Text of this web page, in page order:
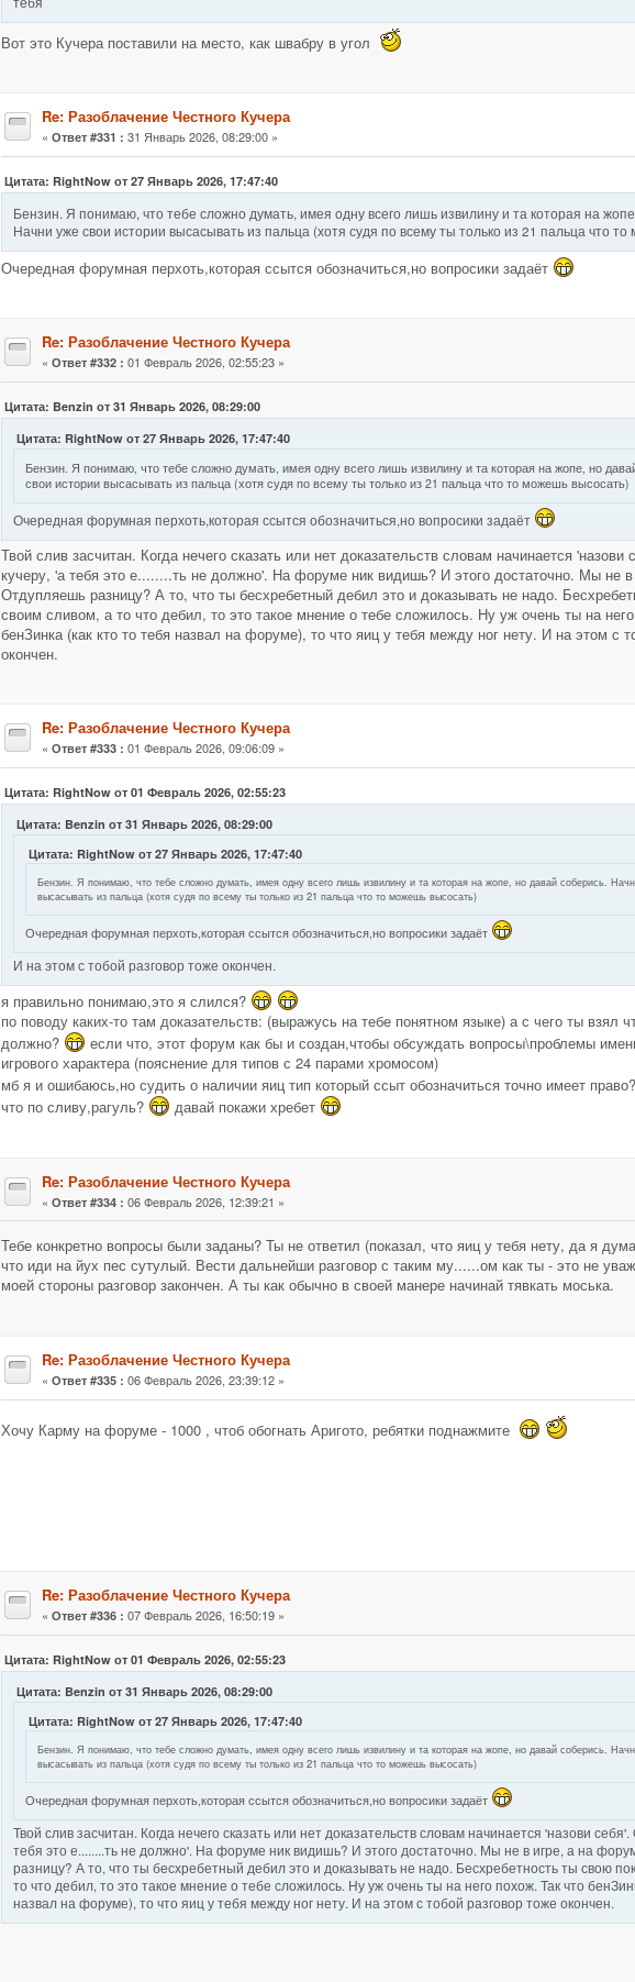
Вот это Кучера поставили на место, как швабру в угол
Re: Разоблачение Честного Кучера
« Ответ #331 : 31 Январь 2026, 08:29:00 »
Цитата: RightNow от 27 Январь 2026, 17:47:40
Бензин. Я понимаю, что тебе сложно думать, имея одну всего лишь извилину и та которая на
Начни уже свои истории высасывать из пальца (хотя судя по всему ты только из 21 пальца что
Очередная форумная перхоть,которая ссытся обозначиться,но вопросики задаёт
Re: Разоблачение Честного Кучера
« Ответ #332 : 01 Февраль 2026, 02:55:23 »
Цитата: Benzin от 31 Январь 2026, 08:29:00
Цитата: RightNow от 27 Январь 2026, 17:47:40
Бензин. Я понимаю, что тебе сложно думать, имея одну всего лишь извилину и та которая на жопе, но
свои истории высасывать из пальца (хотя судя по всему ты только из 21 пальца что то можешь высосать)
Очередная форумная перхоть,которая ссытся обозначиться,но вопросики задаёт
Твой слив засчитан. Когда нечего сказать или нет доказательств словам начинается 'назови
кучеру, 'а тебя это е........ть не должно'. На форуме ник видишь? И этого достаточно. Мы не
Отдупляешь разницу? А то, что ты бесхребетный дебил это и доказывать не надо.
своим сливом, а то что дебил, то это такое мнение о тебе сложилось. Ну уж очень ты на
бенЗинка (как кто то тебя назвал на форуме), то что яиц у тебя между ног нету. И на этом с
окончен.
Re: Разоблачение Честного Кучера
« Ответ #333 : 01 Февраль 2026, 09:06:09 »
Цитата: RightNow от 01 Февраль 2026, 02:55:23
Цитата: Benzin от 31 Январь 2026, 08:29:00
Цитата: RightNow от 27 Январь 2026, 17:47:40
Бензин. Я понимаю, что тебе сложно думать, имея одну всего лишь извилину и та которая на жопе, но давай соберись.
высасывать из пальца (хотя судя по всему ты только из 21 пальца что то можешь высосать)
Очередная форумная перхоть,которая ссытся обозначиться,но вопросики задаёт
И на этом с тобой разговор тоже окончен.
я правильно понимаю,это я слился?
по поводу каких-то там доказательств: (выражусь на тебе понятном языке) а с чего ты взял
должно?
если что, этот форум как бы и создан,чтобы обсуждать вопросы\проблемы
игрового характера (пояснение для типов с 24 парами хромосом)
мб я и ошибаюсь,но судить о наличии яиц тип который ссыт обозначиться точно имеет право?
что по сливу,рагуль?
давай покажи хребет
Re: Разоблачение Честного Кучера
« Ответ #334 : 06 Февраль 2026, 12:39:21 »
Тебе конкретно вопросы были заданы? Ты не ответил (показал, что яиц у тебя нету, да я
что иди на йух пес сутулый. Вести дальнейши разговор с таким му......ом как ты - это не
моей стороны разговор закончен. А ты как обычно в своей манере начинай тявкать моська.
Re: Разоблачение Честного Кучера
« Ответ #335 : 06 Февраль 2026, 23:39:12 »
Хочу Карму на форуме - 1000 , чтоб обогнать Аригото, ребятки поднажмите
Re: Разоблачение Честного Кучера
« Ответ #336 : 07 Февраль 2026, 16:50:19 »
Цитата: RightNow от 01 Февраль 2026, 02:55:23
Цитата: Benzin от 31 Январь 2026, 08:29:00
Цитата: RightNow от 27 Январь 2026, 17:47:40
Бензин. Я понимаю, что тебе сложно думать, имея одну всего лишь извилину и та которая на жопе, но давай соберись.
высасывать из пальца (хотя судя по всему ты только из 21 пальца что то можешь высосать)
Очередная форумная перхоть,которая ссытся обозначиться,но вопросики задаёт
Твой слив засчитан. Когда нечего сказать или нет доказательств словам начинается 'назови себя'.
тебя это е........ть не должно'. На форуме ник видишь? И этого достаточно. Мы не в игре, а на
разницу? А то, что ты бесхребетный дебил это и доказывать не надо. Бесхребетность ты свою
то что дебил, то это такое мнение о тебе сложилось. Ну уж очень ты на него похож. Так что
назвал на форуме), то что яиц у тебя между ног нету. И на этом с тобой разговор тоже окончен.